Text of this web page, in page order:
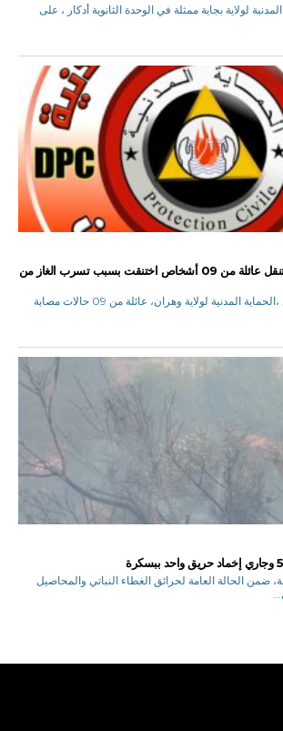
المدنية لولاية بجاية ممثلة في الوحدة الثانوية أدكار ، على
وهران: الحماية المدنية تنقل عائلة من 09 أشخاص اختنقت بسبب تسرب الغاز من
ق.إلياس نقلت ليلة أمس ،الحماية المدنية لولاية وهران، عائلة من 09 حالات مصابة
ضمن الحالة العامة لحرائق الغطاء النباتي والمحاصيل